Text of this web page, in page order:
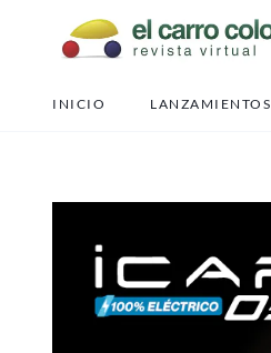
INICIO LANZAMIENTOS